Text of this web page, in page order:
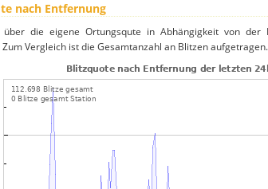
nach Entfernung
über die eigene Ortungsqute in Abhängigkeit von der
Zum Vergleich ist die Gesamtanzahl an Blitzen aufgetragen.